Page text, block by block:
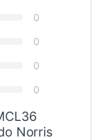
0
0
0
0
Norris